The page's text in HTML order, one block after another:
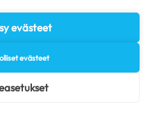
evästeet
evästeet